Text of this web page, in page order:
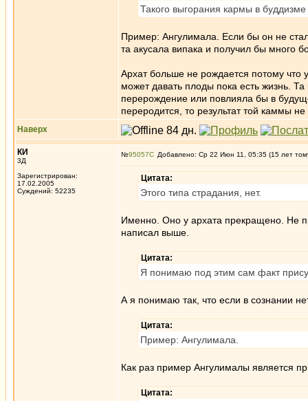
Такого выгорания кармы в
Пример: Ангулимала. Если бы он не
та акусала випака и получил бы много
Архат больше не рождается потому что
может давать плоды пока есть жизнь.
перерождение или повлияла бы в
переродится, то результат той каммы
Наверх
КИ
3Д
Зарегистрирован:
17.02.2005
Суждений: 52235
№95057 Добавлено: Ср 22 Июн 11, 05:35 (15 лет
Цитата:
Этого типа страдания, нет.
Именно. Оно у архата прекращено. Не
написал выше.
Цитата:
Я понимаю под этим сам факт
А я понимаю так, что если в сознании
Цитата:
Пример: Ангулимала.
Как раз пример Ангулималы является
Цитата: